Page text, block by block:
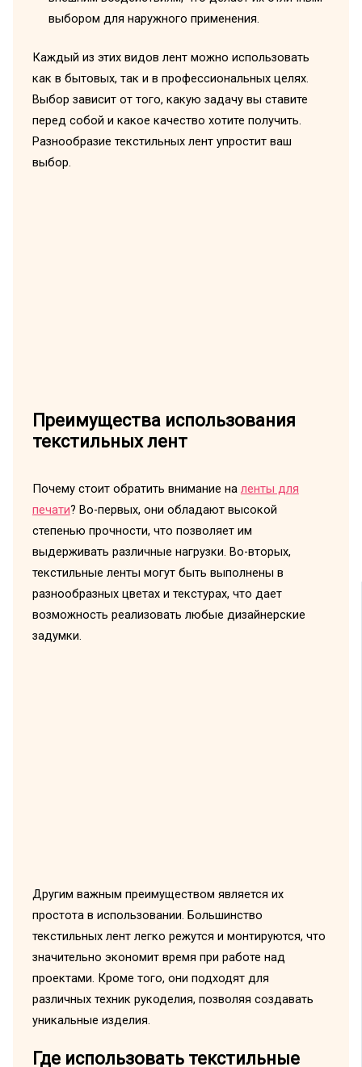
выбором для наружного применения.
Каждый из этих видов лент можно использовать
как в бытовых, так и в профессиональных целях.
Выбор зависит от того, какую задачу вы ставите
перед собой и какое качество хотите получить.
Разнообразие текстильных лент упростит ваш
выбор.
Преимущества использования
текстильных лент
Почему стоит обратить внимание на ленты для
печати? Во-первых, они обладают высокой
степенью прочности, что позволяет им
выдерживать различные нагрузки. Во-вторых,
текстильные ленты могут быть выполнены в
разнообразных цветах и текстурах, что дает
возможность реализовать любые дизайнерские
задумки.
Другим важным преимуществом является их
простота в использовании. Большинство
текстильных лент легко режутся и монтируются, что
значительно экономит время при работе над
проектами. Кроме того, они подходят для
различных техник рукоделия, позволяя создавать
уникальные изделия.
Где использовать текстильные